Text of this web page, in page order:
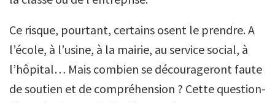
Ce risque, pourtant, certains osent le prendre. A
l’école, à l’usine, à la mairie, au service social, à
l’hôpital… Mais combien se décourageront faute
de soutien et de compréhension ? Cette question-